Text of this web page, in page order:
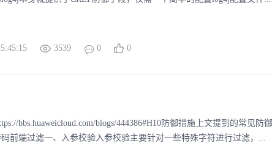
3539 0 0
bbs.huaweicloud.com/blogs/444386#H10防御措施上文提到的常见防御
前端过滤一、入参校验入参校验主要针对一些特殊字符进行过滤，...